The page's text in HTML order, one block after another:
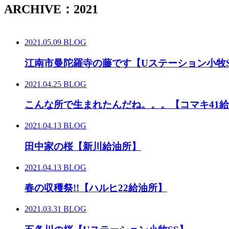
ARCHIVE：2021
2021.05.09 BLOG
江南市曼陀羅寺の藤です【Uステーション小牧
2021.04.25 BLOG
こんな所で生まれたんだね。。。【コマキ41給
2021.04.13 BLOG
田中家の桜【新川給油所】
2021.04.13 BLOG
春の収穫祭!!【ハルヒ22給油所】
2021.03.31 BLOG